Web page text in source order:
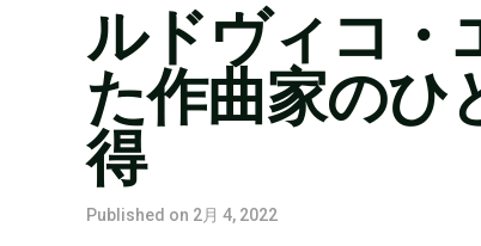
ルドヴィコ・
た作曲家の
得
Published on 2月 4, 2022